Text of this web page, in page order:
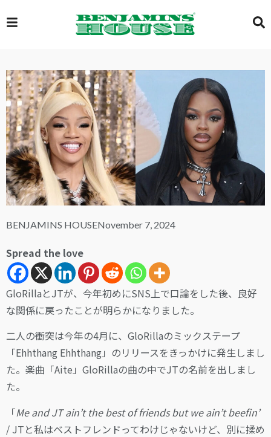
EXCLUSIVE
GLOBAL
VIDEOS
GALLERY
BENJAMINS HOUSENovember 7, 2024
Spread the love
GloRillaとJTが、今年初めにSNS上で口論をした後、良好
な関係に戻ったことが明らかになりました。
二人の衝突は今年の4月に、GloRillaのミックステープ
「Ehhthang Ehhthang」のリリースをきっかけに発生しまし
た。楽曲「Aite」GloRillaの曲の中でJTの名前を出しまし
た。
「Me and JT ain’t the best of friends but we ain’t beefin’
/ JTと私はベストフレンドってわけじゃないけど、別に揉め